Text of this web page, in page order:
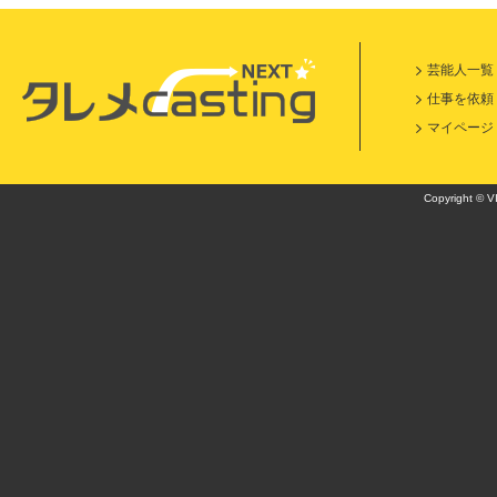
芸能人一覧
仕事を依頼
マイページ
Copyright ©